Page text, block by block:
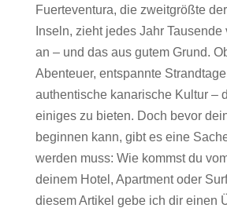
Fuerteventura, die zweitgrößte
Inseln, zieht jedes Jahr
an – und das aus gutem Grund.
Abenteuer, entspannte
authentische kanarische Kultur –
einiges zu bieten. Doch bevor
beginnen kann, gibt es eine
werden muss: Wie kommst du
deinem Hotel, Apartment oder
diesem Artikel gebe ich dir einen